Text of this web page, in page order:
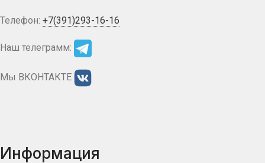
Телефон: +7(391)293-16-16
Наш телеграмм:
Мы ВКОНТАКТЕ
Информация